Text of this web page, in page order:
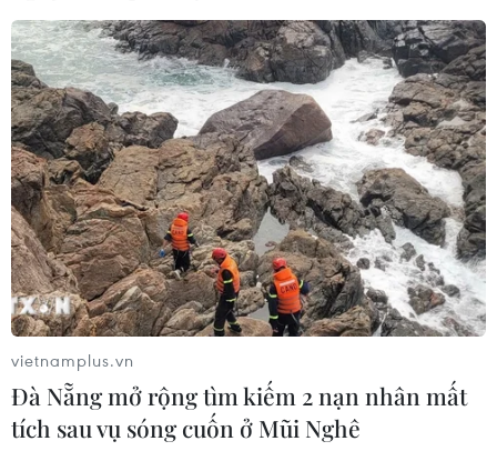
vietnamplus.vn
Đà Nẵng mở rộng tìm kiếm 2 nạn nhân mất
tích sau vụ sóng cuốn ở Mũi Nghê